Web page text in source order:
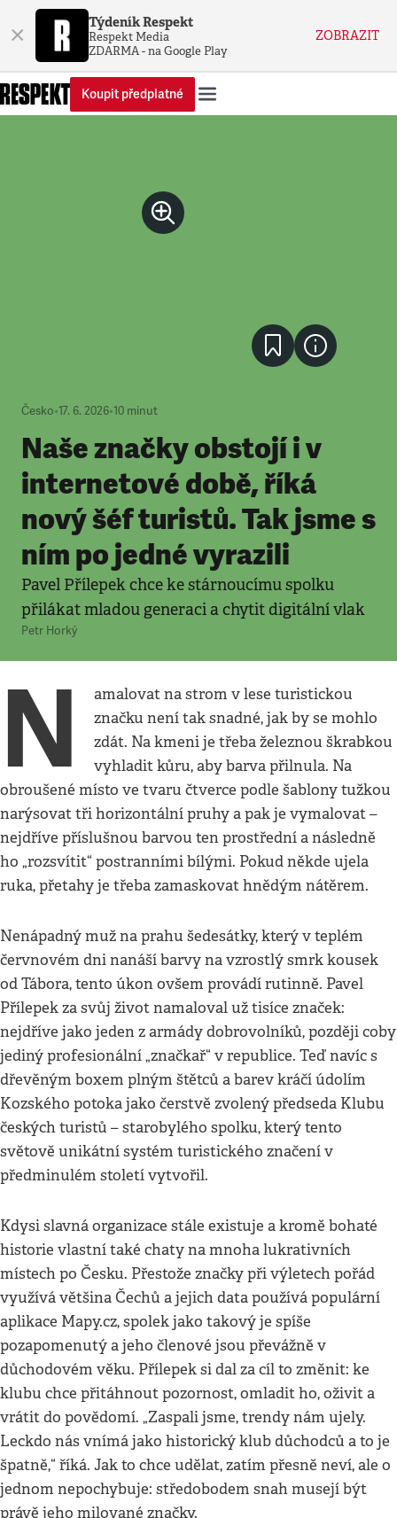
× Týdeník Respekt
Respekt Media
ZDARMA - na Google Play
ZOBRAZIT
Koupit předplatné
Česko•17. 6. 2026•10 minut
Naše značky obstojí i v
internetové době, říká
nový šéf turistů. Tak jsme s
ním po jedné vyrazili
Pavel Přílepek chce ke stárnoucímu spolku
přilákat mladou generaci a chytit digitální vlak
Petr Horký
N
amalovat na strom v lese turistickou
značku není tak snadné, jak by se mohlo
zdát. Na kmeni je třeba železnou škrabkou
vyhladit kůru, aby barva přilnula. Na
obroušené místo ve tvaru čtverce podle šablony tužkou
narýsovat tři horizontální pruhy a pak je vymalovat –
nejdříve příslušnou barvou ten prostřední a následně
ho „rozsvítit“ postranními bílými. Pokud někde ujela
ruka, přetahy je třeba zamaskovat hnědým nátěrem.
Nenápadný muž na prahu šedesátky, který v teplém
červnovém dni nanáší barvy na vzrostlý smrk kousek
od Tábora, tento úkon ovšem provádí rutinně. Pavel
Přílepek za svůj život namaloval už tisíce značek:
nejdříve jako jeden z armády dobrovolníků, později coby
jediný profesionální „značkař“ v republice. Teď navíc s
dřevěným boxem plným štětců a barev kráčí údolím
Kozského potoka jako čerstvě zvolený předseda Klubu
českých turistů – starobylého spolku, který tento
světově unikátní systém turistického značení v
předminulém století vytvořil.
Kdysi slavná organizace stále existuje a kromě bohaté
historie vlastní také chaty na mnoha lukrativních
místech po Česku. Přestože značky při výletech pořád
využívá většina Čechů a jejich data používá populární
aplikace Mapy.cz, spolek jako takový je spíše
pozapomenutý a jeho členové jsou převážně v
důchodovém věku. Přílepek si dal za cíl to změnit: ke
klubu chce přitáhnout pozornost, omladit ho, oživit a
vrátit do povědomí. „Zaspali jsme, trendy nám ujely.
Leckdo nás vnímá jako historický klub důchodců a to je
špatně,“ říká. Jak to chce udělat, zatím přesně neví, ale o
jednom nepochybuje: středobodem snah musejí být
právě jeho milované značky.